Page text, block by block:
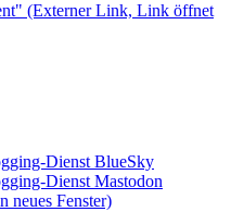
(Externer Link, Link öffnet
Dienst BlueSky
Dienst Mastodon
neues Fenster)